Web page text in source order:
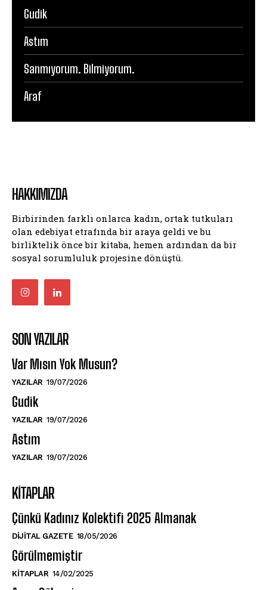
Gudik
Astım
Sanmıyorum. Bilmiyorum.
Araf
HAKKIMIZDA
Birbirinden farklı onlarca kadın, ortak tutkuları
olan edebiyat etrafında bir araya geldi ve bu
birliktelik önce bir kitaba, hemen ardından da bir
sosyal sorumluluk projesine dönüştü.
SON YAZILAR
Var Mısın Yok Musun?
YAZILAR 19/07/2026
Gudik
YAZILAR 19/07/2026
Astım
YAZILAR 19/07/2026
KITAPLAR
Çünkü Kadınız Kolektifi 2025 Almanak
DIJITAL GAZETE 18/05/2026
Görülmemiştir
KITAPLAR 14/02/2025